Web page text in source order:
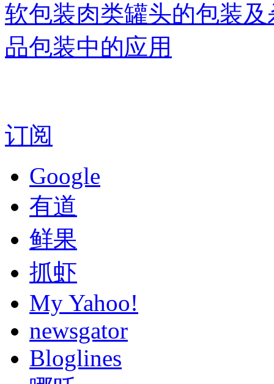
软包装肉类罐头的包装
品包装中的应用
订阅
Google
有道
鲜果
抓虾
My Yahoo!
newsgator
Bloglines